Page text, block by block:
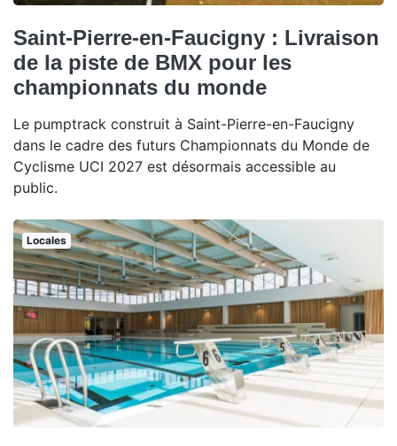
Saint-Pierre-en-Faucigny : Livraison
de la piste de BMX pour les
championnats du monde
Le pumptrack construit à Saint-Pierre-en-Faucigny
dans le cadre des futurs Championnats du Monde de
Cyclisme UCI 2027 est désormais accessible au
public.
Locales